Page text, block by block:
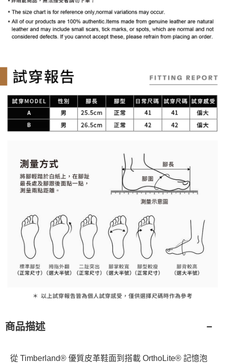
商品描述
從 Timberland® 優質皮革鞋面到搭載 OrthoLite® 記憶泡